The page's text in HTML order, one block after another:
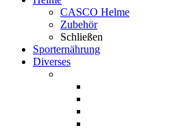
CASCO Helme
Zubehör
Schließen
Sporternährung
Diverses